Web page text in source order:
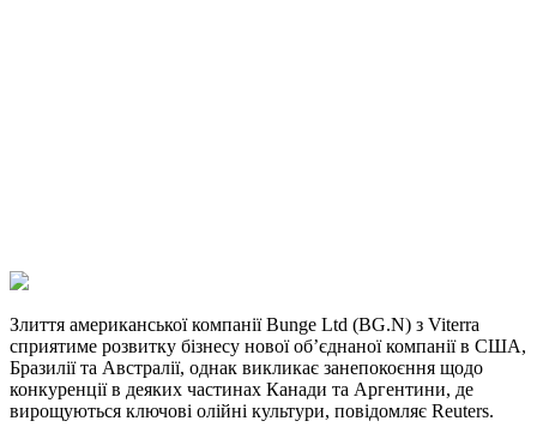
Link
Print
Злиття американської компанії Bunge Ltd (BG.N) з Viterra
сприятиме розвитку бізнесу новоїоб’єднаної компанії в США,
Бразилії та Австралії, однак викликає занепокоєння щодо
конкуренції в деяких частинах Канади та Аргентини, де
вирощуються ключові олійні культури, повідомляє Reuters.